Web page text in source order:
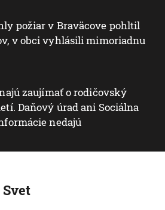
požiar v Braväcove pohltil
v obci vyhlásili mimoriadnu
zaujímať o rodičovský
Daňový úrad ani Sociálna
nedajú